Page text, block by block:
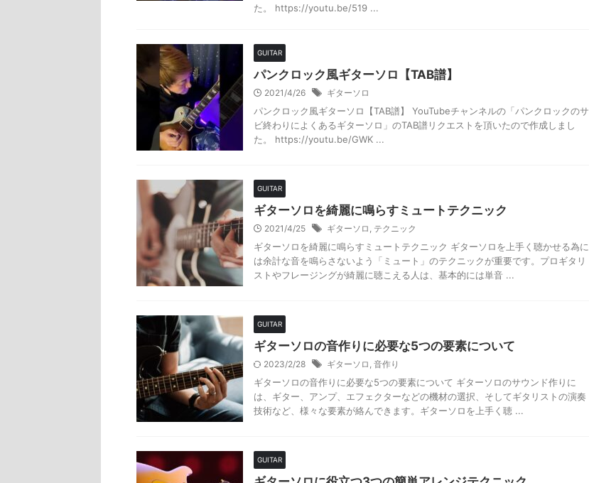
た。 https://youtu.be/519 ...
GUITAR
パンクロック風ギターソロ【TAB譜】
2021/4/26 ギターソロ
パンクロック風ギターソロ【TAB譜】 YouTubeチャンネルの「パンクロックのサ
ビ終わりによくあるギターソロ」のTAB譜リクエストを頂いたので作成しまし
た。 https://youtu.be/GWK ...
GUITAR
ギターソロを綺麗に鳴らすミュートテクニック
2021/4/25 ギターソロ , テクニック
ギターソロを綺麗に鳴らすミュートテクニック ギターソロを上手く聴かせる為に
は余計な音を鳴らさないよう「ミュート」のテクニックが重要です。プロギタリ
ストやフレージングが綺麗に聴こえる人は、基本的には単音 ...
GUITAR
ギターソロの音作りに必要な5つの要素について
2023/2/28 ギターソロ , 音作り
ギターソロの音作りに必要な5つの要素について ギターソロのサウンド作りに
は、ギター、アンプ、エフェクターなどの機材の選択、そしてギタリストの演奏
技術など、様々な要素が絡んできます。ギターソロを上手く聴 ...
GUITAR